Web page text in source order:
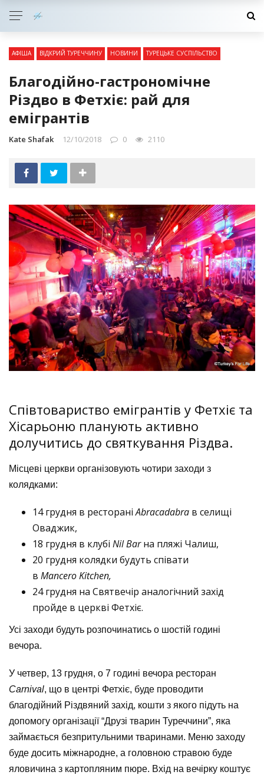
АФІША ВІДКРИЙ ТУРЕЧЧИНУ НОВИНИ ТУРЕЦЬКЕ СУСПІЛЬСТВО
Благодійно-гастрономічне
Різдво в Фетхіє: рай для
емігрантів
Kate Shafak 12/10/2018 0 2110
Співтовариство емігрантів у Фетхіє та
Хісарьоню планують активно
долучитись до святкування Різдва.
Місцеві церкви організовують чотири заходи з
колядками:
14 грудня в рестораніAbracadabra в селищі
Оваджик,
18 грудня в клубі Nil Barна пляжі Чалиш,
20 грудня колядки будуть співати
в ManceroKitchen,
24 грудня на Святвечір аналогічний захід
пройде в церкві Фетхіє.
Усі заходи будуть розпочинатись о шостій годині
вечора.
У четвер, 13 грудня, о 7 годині вечора ресторан
Carnival, що в центрі Фетхіє, буде проводити
благодійний Різдвяний захід, кошти з якого підуть на
допомогу організації “Друзі тварин Туреччини”, яка
займається безпритульними тваринами. Меню заходу
буде досить міжнародне, а головною стравою буде
яловичина з картопляним пюре. Вхід на вечірку коштує